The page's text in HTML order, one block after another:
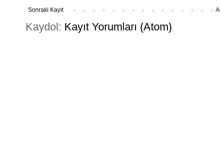
Sonraki Kayıt
Kaydol: Kayıt Yorumları (Atom)